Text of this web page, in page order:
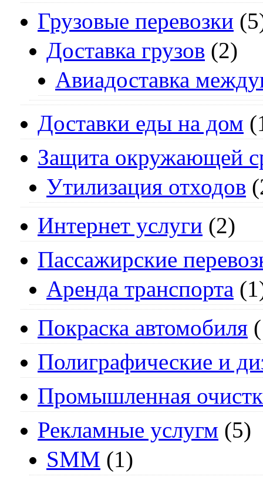
Грузовые перевозки
Доставка грузов (2)
Авиадоставка
Доставки еды на дом
Защита окружающей
Утилизация отходов
Интернет услуги (2)
Пассажирские
Аренда транспорта
Покраска автомобиля
Полиграфические и
Промышленная
Рекламные услугм (5)
SMM (1)